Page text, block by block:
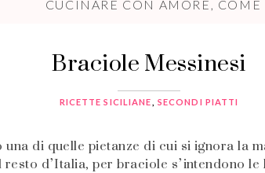
CUCINARE CON AMORE,
Braciole Messinesi
RICETTE SICILIANE SECONDI PIATTI
di quelle pietanze di cui si ignora la
d’Italia, per braciole s’intendono